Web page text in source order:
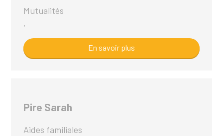
Mutualités
,
En savoir plus
Pire Sarah
Aides familiales